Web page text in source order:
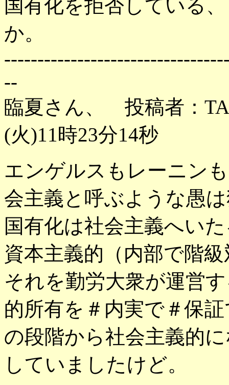
国有化を拒否している
か。
--
臨夏さん、 投稿者：
(火)11時23分14秒
エンゲルスもレーニン
会主義と呼ぶような愚
国有化は社会主義へい
資本主義的（内部で階
それを勤労大衆が運営
的所有を＃内実で＃保
の段階から社会主義的
していましたけど。